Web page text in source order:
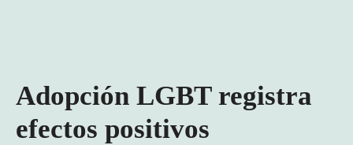
Adopción LGBT registra
efectos positivos